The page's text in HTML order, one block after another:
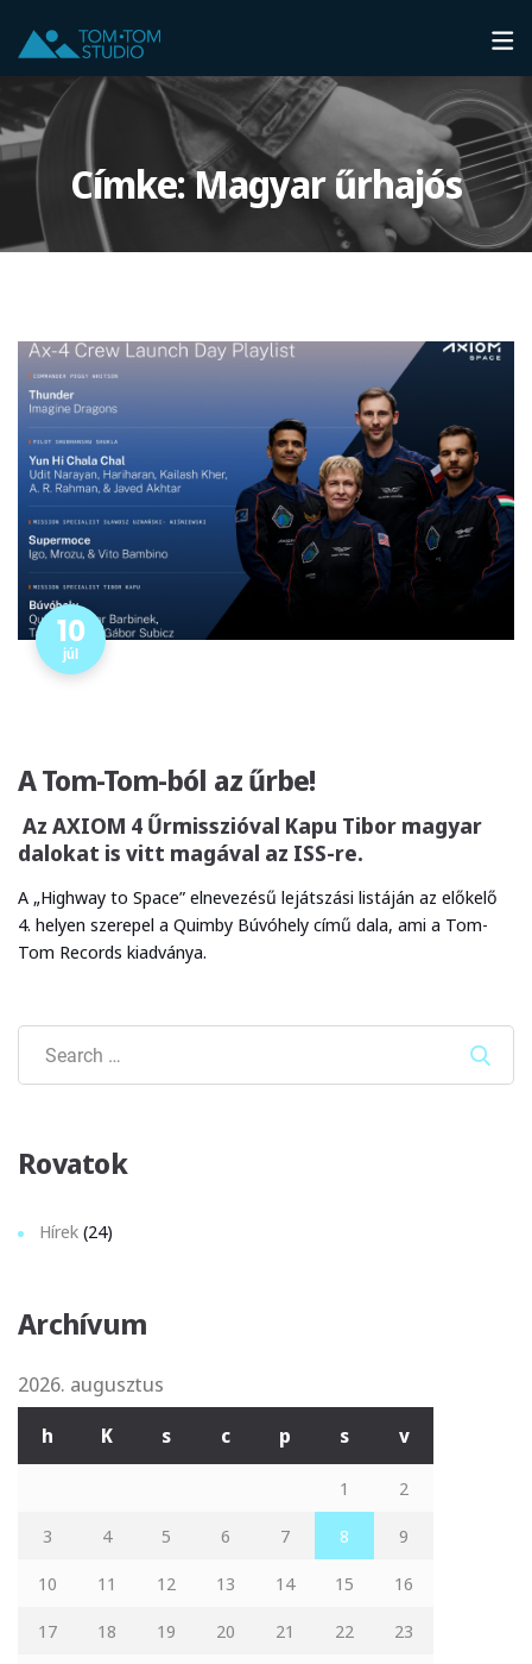
Címke:Magyar űrhajós
10
júl
A Tom-Tom-ból az űrbe!
Az AXIOM 4 Űrmisszióval Kapu Tibor magyar
dalokat is vitt magával az ISS-re.
A „Highway to Space” elnevezésű lejátszási listáján az előkelő
4. helyen szerepel a Quimby Búvóhely című dala, ami a Tom-
Tom Records kiadványa.
Rovatok
Hírek (24)
Archívum
2026. augusztus
h K s c p s v
1
2
3
4 5 6 7 8
9
10
11 12 13 14 15
16
17
18 19 20 21 22
23